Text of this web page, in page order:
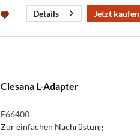
Details Jetzt kaufen
Clesana L-Adapter
E66400
Zur einfachen Nachrüstung